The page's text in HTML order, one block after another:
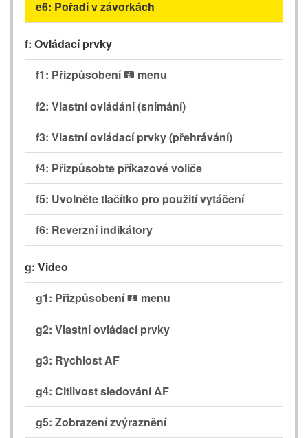
e6: Pořadí v závorkách
f: Ovládací prvky
f1: Přizpůsobení i menu
f2: Vlastní ovládání (snímání)
f3: Vlastní ovládací prvky (přehrávání)
f4: Přizpůsobte příkazové voliče
f5: Uvolněte tlačítko pro použití vytáčení
f6: Reverzní indikátory
g: Video
g1: Přizpůsobení i menu
g2: Vlastní ovládací prvky
g3: Rychlost AF
g4: Citlivost sledování AF
g5: Zobrazení zvýraznění